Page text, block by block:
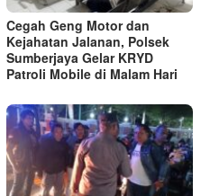
Cegah Geng Motor dan
Kejahatan Jalanan, Polsek
Sumberjaya Gelar KRYD
Patroli Mobile di Malam Hari